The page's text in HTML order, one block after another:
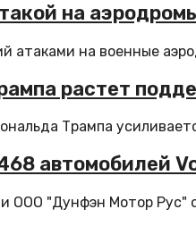
на
атаками на военные
растет
Трампа
автомобилей
ООО "Дунфэн Мотор Рус"